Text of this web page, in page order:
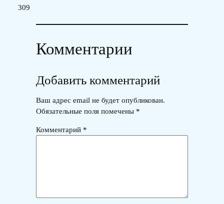
309
Комментарии
Добавить комментарий
Ваш адрес email не будет опубликован.
Обязательные поля помечены *
Комментарий *